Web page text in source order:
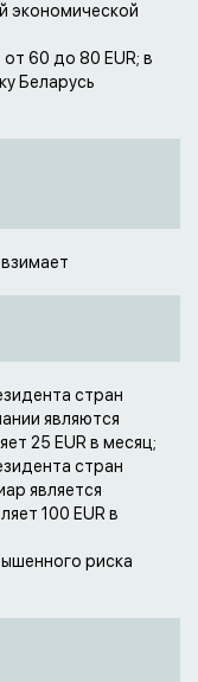
экономической
60 до 80 EUR; в
Беларусь
стран
являются
25 EUR в месяц;
стран
является
100 EUR в
риска